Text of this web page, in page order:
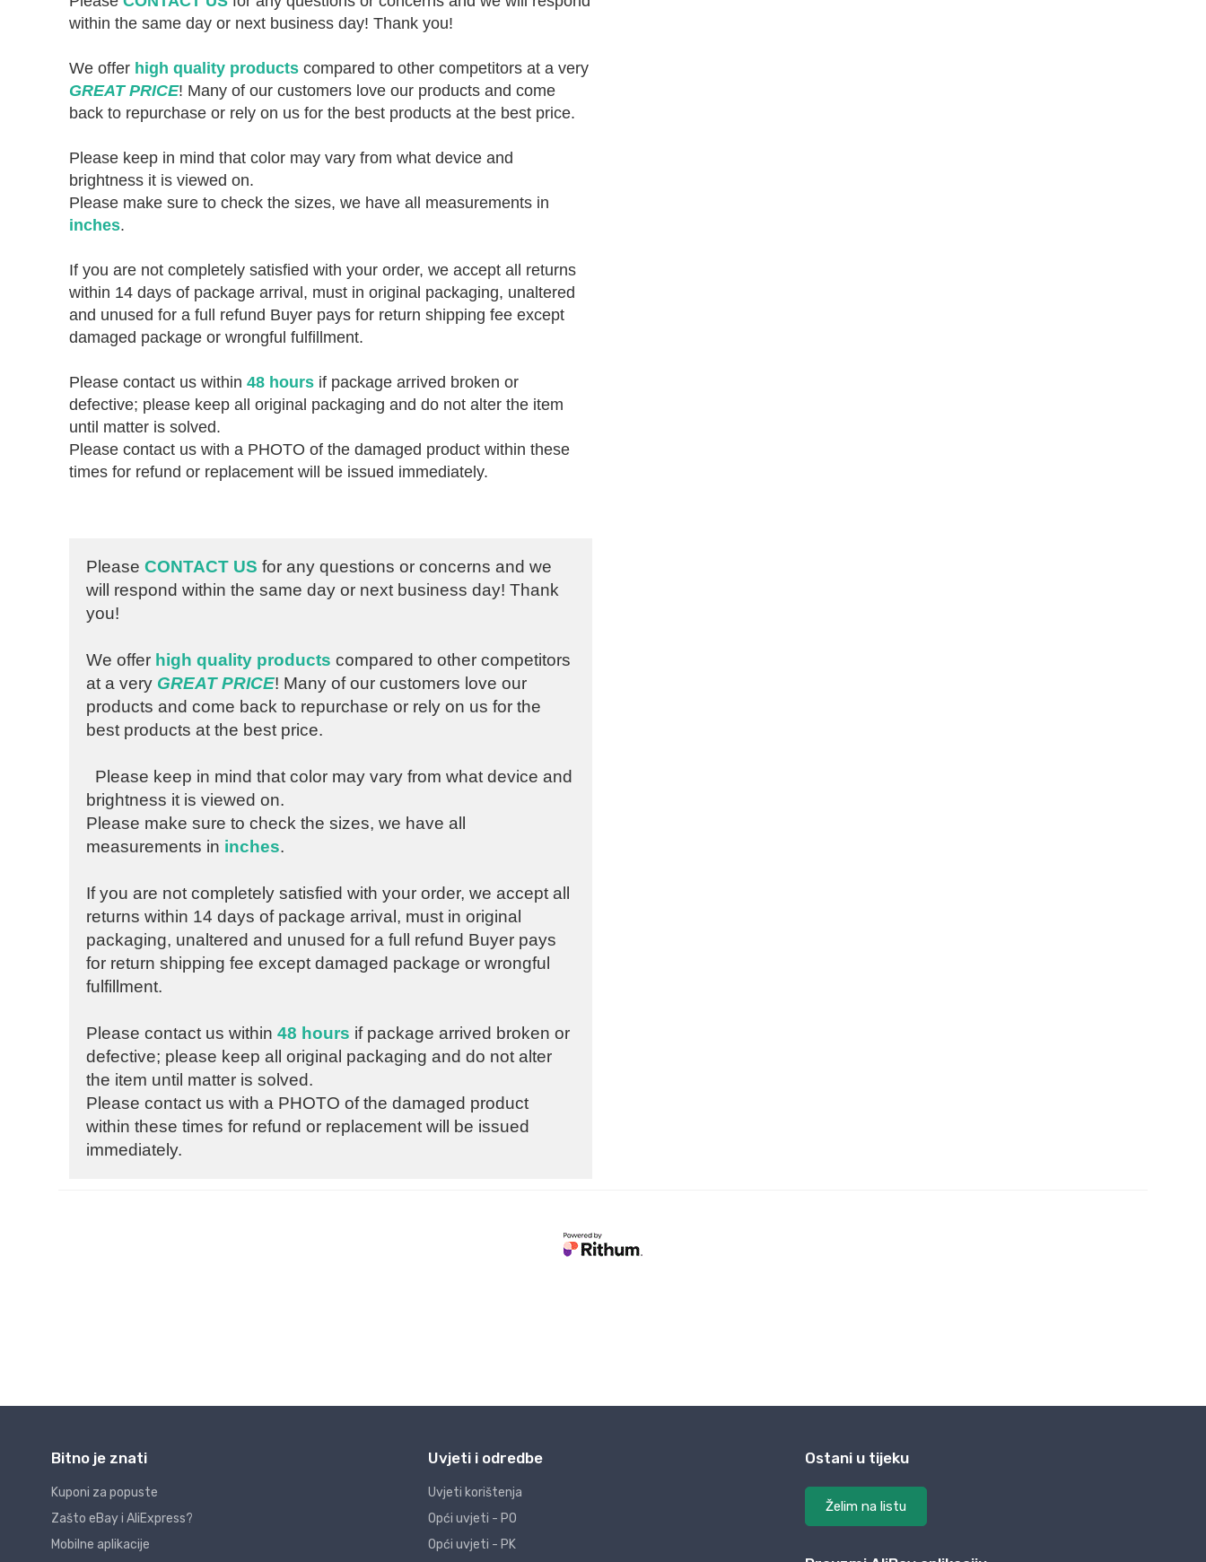
Bitno je znati
Kuponi za popuste
Zašto eBay i AliExpress?
Mobilne aplikacije
Uvjeti i odredbe
Uvjeti korištenja
Opći uvjeti - PO
Opći uvjeti - PK
Ostani u tijeku
Želim na listu